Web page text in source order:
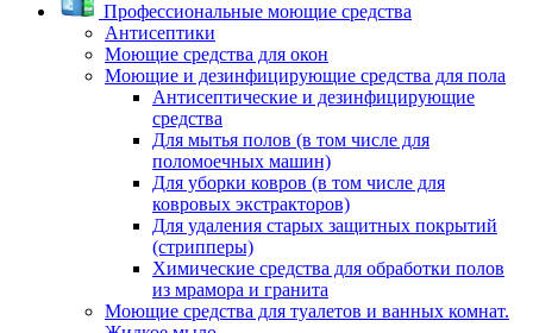
Профессиональные моющие средства
Антисептики
Моющие средства для окон
Моющие и дезинфицирующие средства для пола
Антисептические и дезинфицирующие
средства
Для мытья полов (в том числе для
поломоечных машин)
Для уборки ковров (в том числе для
ковровых экстракторов)
Для удаления старых защитных покрытий
(стрипперы)
Химические средства для обработки полов
из мрамора и гранита
Моющие средства для туалетов и ванных комнат.